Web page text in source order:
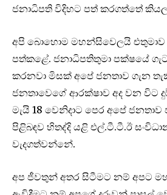
ජනාධිපති විදිහට පත් කරගත්ත‌ේ
අපි බ‌ොහ‌ොම මහන්සිවෙලයි එතුමාව
පත්කළ‌ේ. ජනාධිපතිතුමා පක්ෂයේ
කරනවා මිසක් අපේ ජනතාව ගැන
ජනතාව‌ෙගේ ආරක්ෂාව අද වන විට
මැයි 18 ව‌ෙනිදාට ප‌ෙර අපේ
පිළිබඳව හිතද්දි යළි එල්.ටී.ටී.ඊ
වැදගත්වන්නේ.
අප ජීවතුන් අතර සිටීමට නම් අපට